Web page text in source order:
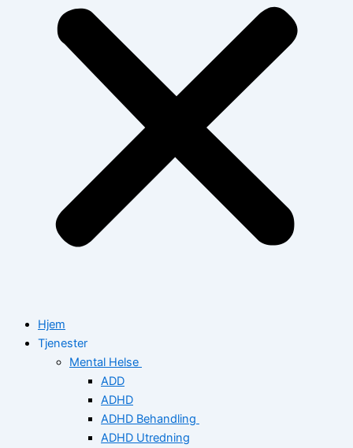
Hjem
Tjenester
Mental Helse
ADD
ADHD
ADHD Behandling
ADHD Utredning